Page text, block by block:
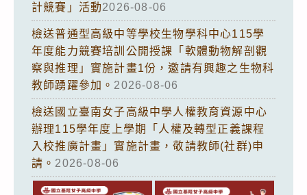
計競賽」活動2026-08-06
檢送普通型高級中等學校生物學科中心115學
年度能力競賽培訓公開授課「軟體動物解剖觀
察與推理」實施計畫1份，邀請有興趣之生物科
教師踴躍參加。 2026-08-06
檢送國立臺南女子高級中學人權教育資源中心
辦理115學年度上學期「人權及轉型正義課程
入校推廣計畫」實施計畫，敬請教師(社群)申
請。 2026-08-06